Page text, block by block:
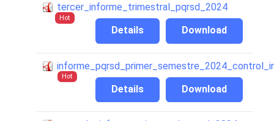
tercer_informe_trimestral_pqrsd_2024
Hot
Download
Details
Hot
Download
Details